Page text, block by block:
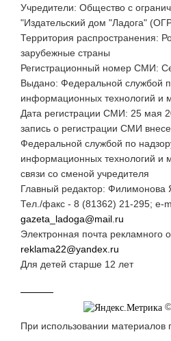
Учредители: Общество с
"Издательский дом "Ладога"
Территория распространения:
зарубежные страны
Регистрационный номер СМИ:
Выдано: Федеральной службой
информационных технологий и
Дата регистрации СМИ: 25 мая
запись о регистрации СМИ
Федеральной службой по
информационных технологий и
связи со сменой учредителя
Главный редактор: Филимонова
Тел./факс - 8 (81362) 21-295; e-
gazeta_ladoga@mail.ru
Электронная почта рекламного
reklama22@yandex.ru
Для детей старше 12 лет
При использовании материалов